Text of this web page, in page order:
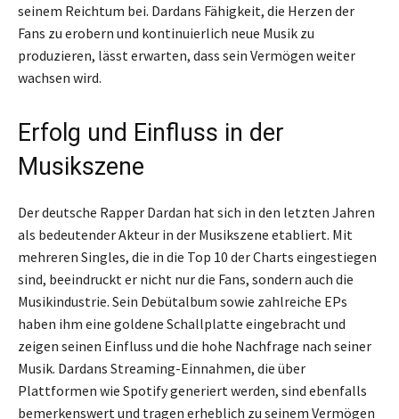
seinem Reichtum bei. Dardans Fähigkeit, die Herzen der
Fans zu erobern und kontinuierlich neue Musik zu
produzieren, lässt erwarten, dass sein Vermögen weiter
wachsen wird.
Erfolg und Einfluss in der
Musikszene
Der deutsche Rapper Dardan hat sich in den letzten Jahren
als bedeutender Akteur in der Musikszene etabliert. Mit
mehreren Singles, die in die Top 10 der Charts eingestiegen
sind, beeindruckt er nicht nur die Fans, sondern auch die
Musikindustrie. Sein Debütalbum sowie zahlreiche EPs
haben ihm eine goldene Schallplatte eingebracht und
zeigen seinen Einfluss und die hohe Nachfrage nach seiner
Musik. Dardans Streaming-Einnahmen, die über
Plattformen wie Spotify generiert werden, sind ebenfalls
bemerkenswert und tragen erheblich zu seinem Vermögen